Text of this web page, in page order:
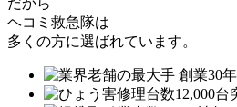
ヘコミ救急隊は
多くの方に選ばれています。